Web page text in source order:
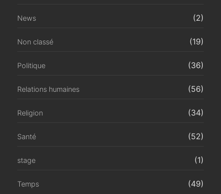
News (2)
Non classé (19)
Politique (36)
Relations humaines (56)
Religion (34)
Santé (52)
stage (1)
Temps (49)